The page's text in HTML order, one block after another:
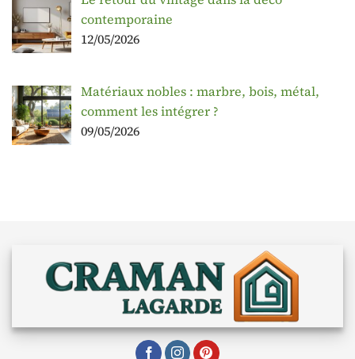
contemporaine
12/05/2026
Matériaux nobles : marbre, bois, métal,
comment les intégrer ?
09/05/2026